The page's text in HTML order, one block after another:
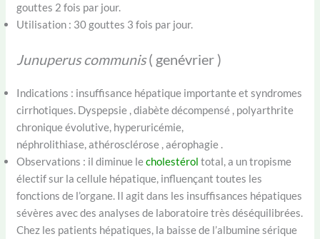
gouttes 2 fois par jour.
Utilisation : 30 gouttes 3 fois par jour.
Junuperus communis( genévrier )
Indications : insuffisance hépatique importante et syndromes
cirrhotiques. Dyspepsie , diabète décompensé , polyarthrite
chronique évolutive, hyperuricémie,
néphrolithiase, athérosclérose , aérophagie .
Observations : il diminue lecholestéroltotal, a un tropisme
électif sur la cellule hépatique, influençant toutes les
fonctions de l’organe. Il agit dans les insuffisances hépatiques
sévères avec des analyses de laboratoire très déséquilibrées.
Chez les patients hépatiques, la baisse de l’albumine sérique